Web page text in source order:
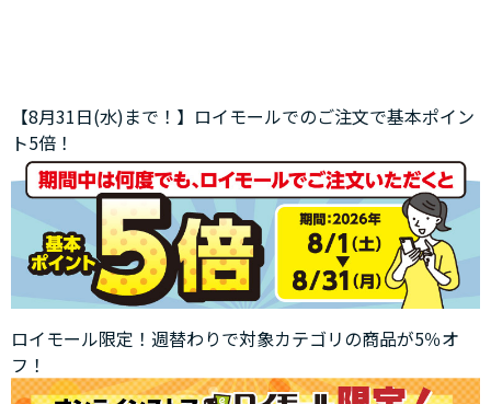
【8月31日(水)まで！】ロイモールでのご注文で基本ポイン
ト5倍！
ロイモール限定！週替わりで対象カテゴリの商品が5％オ
フ！